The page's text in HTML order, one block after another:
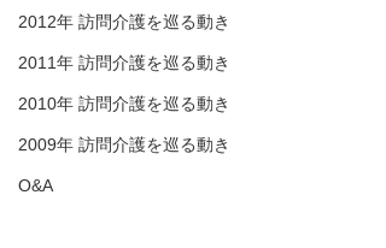
2012年 訪問介護を巡る動き
2011年 訪問介護を巡る動き
2010年 訪問介護を巡る動き
2009年 訪問介護を巡る動き
Q&A